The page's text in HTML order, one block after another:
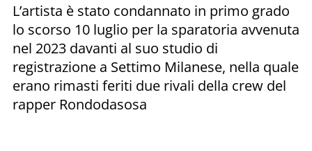
L’artista è stato condannato in primo grado
lo scorso 10 luglio per la sparatoria avvenuta
nel 2023 davanti al suo studio di
registrazione a Settimo Milanese, nella quale
erano rimasti feriti due rivali della crew del
rapper Rondodasosa